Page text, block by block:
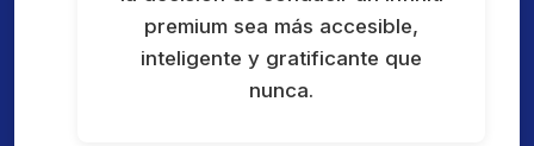
premium sea más accesible,
inteligente y gratificante que
nunca.